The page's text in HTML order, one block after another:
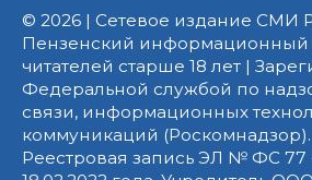
© 2026 | Сетевое издание СМИ
Пензенский информационный
читателей старше 18 лет |
Федеральной службой по
связи, информационных
коммуникаций (Роскомнадзор).
Реестровая запись ЭЛ № ФС 77